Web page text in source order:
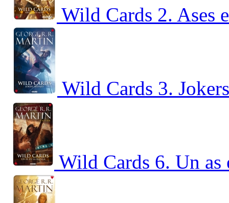
Wild Cards 2. Ases
Wild Cards 3.
Wild Cards 6. Un as